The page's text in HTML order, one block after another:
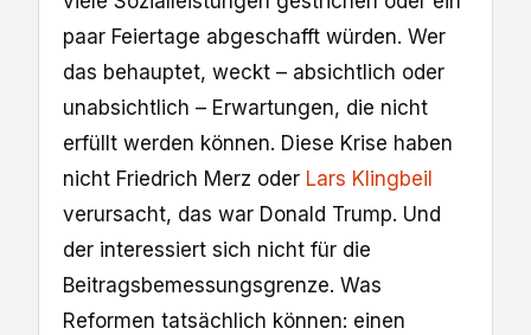
paar Feiertage abgeschafft würden. Wer
das behauptet, weckt – absichtlich oder
unabsichtlich – Erwartungen, die nicht
erfüllt werden können. Diese Krise haben
nicht Friedrich Merz oder Lars Klingbeil
verursacht, das war Donald Trump. Und
der interessiert sich nicht für die
Beitragsbemessungsgrenze. Was
Reformen tatsächlich können: einen